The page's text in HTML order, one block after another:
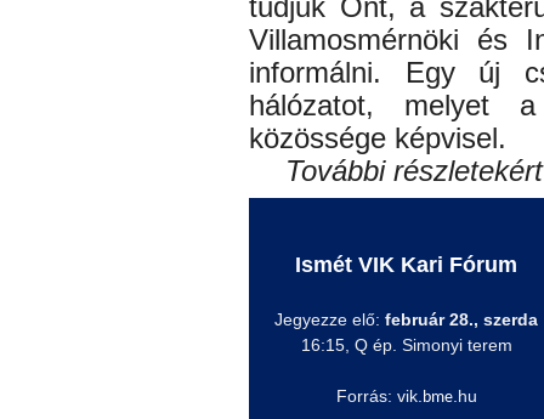
tudjuk Önt, a
Villamosmérnöki és
informálni. Egy új
hálózatot, melyet
közössége képvisel.
További
Ismét VIK Kari Fórum
Jegyezze elő: február 28., szerda
16:15, Q ép. Simonyi terem
Forrás: vik. bme.hu